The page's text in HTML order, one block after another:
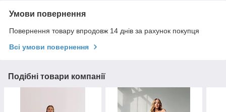
Умови повернення
Повернення товару впродовж 14 днів за рахунок покупця
Всі умови повернення
Подібні товари компанії